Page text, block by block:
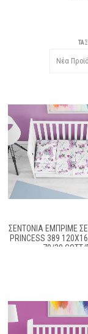
ΣΕΝΤΌΝΙΑ ΕΜΠΡΙΜΈ
PRINCESS 389
70/30 COTT/